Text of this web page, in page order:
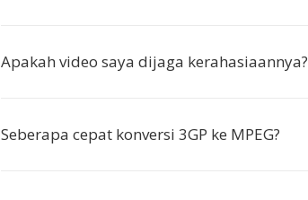
Apakah video saya dijaga kerahasiaannya?
Seberapa cepat konversi 3GP ke MPEG?